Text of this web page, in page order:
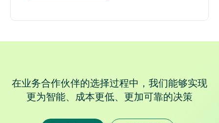
在业务合作伙伴的选择过程中，我们能够实现
更为智能、成本更低、更加可靠的决策